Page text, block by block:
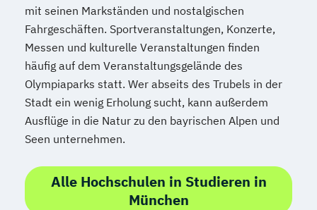
mit seinen Markständen und nostalgischen
Fahrgeschäften. Sportveranstaltungen, Konzerte,
Messen und kulturelle Veranstaltungen finden
häufig auf dem Veranstaltungsgelände des
Olympiaparks statt. Wer abseits des Trubels in der
Stadt ein wenig Erholung sucht, kann außerdem
Ausflüge in die Natur zu den bayrischen Alpen und
Seen unternehmen.
Alle Hochschulen in Studieren in
München